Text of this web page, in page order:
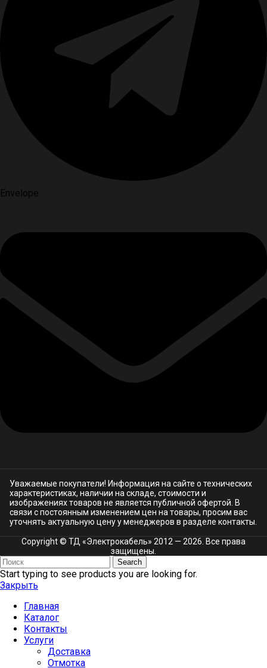
Envelope
Уважаемые покупатели! Информация на сайте о технических
характеристиках, наличии на складе, стоимости и
изображениях товаров не является публичной офертой. В
связи с постоянным изменением цен на товары, просим вас
уточнять актуальную цену у менеджеров в разделе контакты.
Copyright © ТД «Электрокабель»​ 2012 — 2026. Все права
защищены.
Search
Start typing to see products you are looking for.
Закрыть
Главная
Каталог
Контакты
Услуги
Доставка
Отмотка